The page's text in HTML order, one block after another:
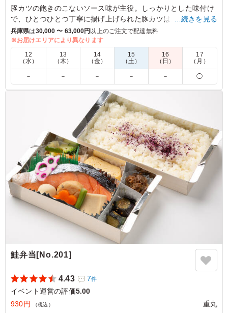
豚カツの飽きのこないソース味が主役。しっかりとした味付け
で、ひとつひとつ丁寧に揚げ上げられた豚カツは、口の中で広
がる旨味を感じていただけます。玉子焼きやナス煮、野菜炒め
など、バランスの良い彩り豊かなおかずもご一緒に。
※季節により一部内容が変わる場合があります。
学生の夕食弁当に選択しました。とんかつが冷凍っぽくな
くて美味しく、付け合わせのおかずも、とてもおいしかっ
たです。おかずと御飯が分かれているのが非常に良いと思
います。彩りもよかったです。
ご利用シーン：イベント運営›合宿
大阪府大阪市天王寺区小宮町2025/08/03
…続きを見る
兵庫県は30,000 〜 63,000円以上のご注文で配達無料
※お届けエリアにより異なります
12
（水）
13
（木）
14
（金）
15
（土）
16
（日）
17
（月）
－ － － － － ◯
鮭弁当[No.201]
4.43 7件
イベント運営の評価5.00
930円
（税込） 重丸